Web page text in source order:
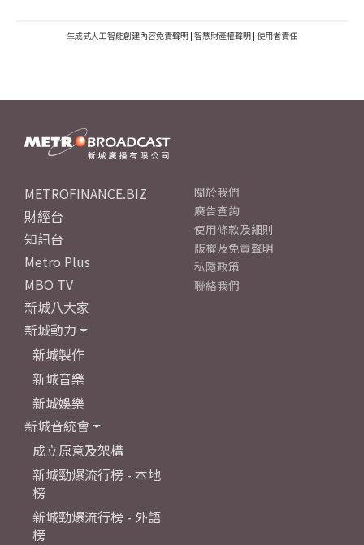
生成式人工智能創建內容免責聲明 | 智慧財產權聲明 | 使用者責任
METROFINANCE.BIZ
財經台
知訊台
Metro Plus
MBO TV
新城八大家
新城動力
新城製作
新城音樂
新城娛樂
新城音統會
成立原意及架構
新城勁爆流行榜 - 本地
榜
新城勁爆流行榜 - 外語
榜
關於我們
廣告查詢
使用條款及細則
版權及免責聲明
私隱政策
聯絡我們